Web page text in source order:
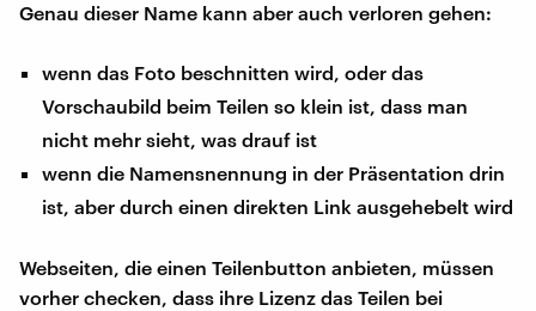
Genau dieser Name kann aber auch verloren gehen:
wenn das Foto beschnitten wird, oder das
Vorschaubild beim Teilen so klein ist, dass man
nicht mehr sieht, was drauf ist
wenn die Namensnennung in der Präsentation drin
ist, aber durch einen direkten Link ausgehebelt wird
Webseiten, die einen Teilenbutton anbieten, müssen
vorher checken, dass ihre Lizenz das Teilen bei